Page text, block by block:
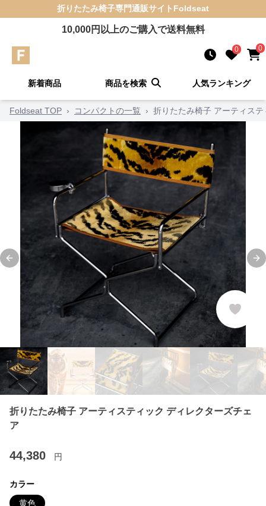
折りたたみ椅子専門通販サイト Foldseat
10,000円以上のご購入で送料無料
0 0
新着商品 商品を検索 人気ランキング
Foldseat TOP › コンパクトの一覧 › 折りたたみ椅子 アーティス
Previous slide
折りたたみ椅子 アーティスティック ディレクターズチェ
ア
44,380 円
カラー
黄色